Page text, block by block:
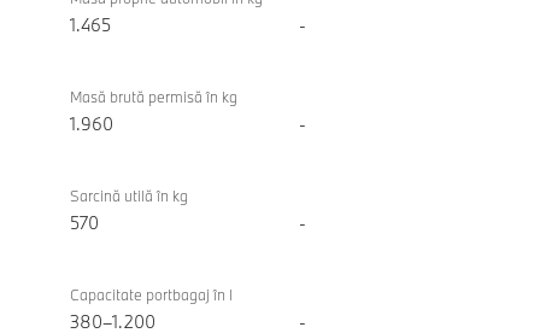
1.465 -
Masă brută permisă în kg
1.960 -
Sarcină utilă în kg
570 -
Capacitate portbagaj în l
380–1.200 -